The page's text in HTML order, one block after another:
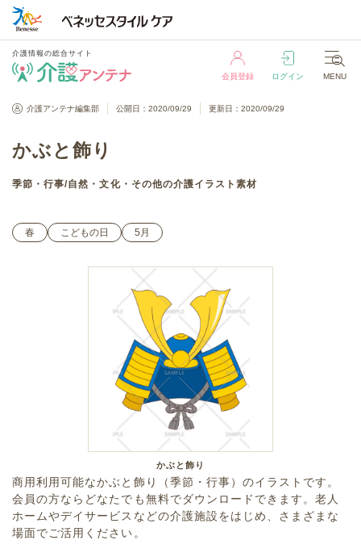
介護情報の総合サイト
会員登録 ログイン MENU
介護情報の総合サイト
介護アンテナ編集部 公開日：2020/09/29 更新日：2020/09/29
かぶと飾り
季節・行事/自然・文化・その他の介護イラスト素材
春 こどもの日 5月
かぶと飾り
商用利用可能なかぶと飾り（季節・行事）のイラストです。
会員の方ならどなたでも無料でダウンロードできます。老人
ホームやデイサービスなどの介護施設をはじめ、さまざまな
場面でご活用ください。